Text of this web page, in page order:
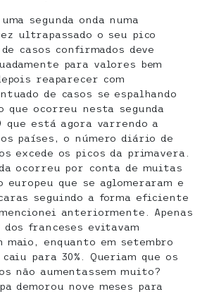
segunda onda numa
ultrapassado o seu pico
casos confirmados deve
para valores bem
reaparecer com
de casos se espalhando
que ocorreu nesta segunda
que está agora varrendo a
países, o número diário de
excede os picos da primavera.
ocorreu por conta de muitas
europeu que se aglomeraram e
seguindo a forma eficiente
anteriormente. Apenas
dos franceses evitavam
maio, enquanto em setembro
para 30%. Queriam que os
não aumentassem muito?
demorou nove meses para